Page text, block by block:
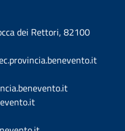
dei Rettori, 82100